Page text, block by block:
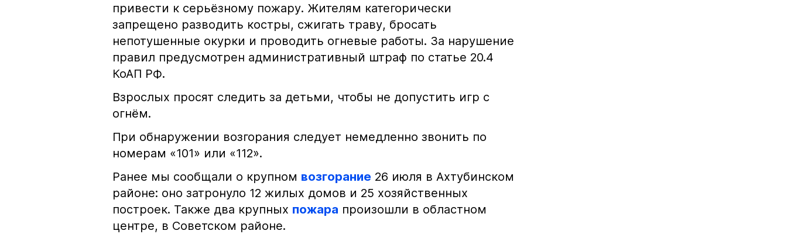
привести к серьёзному пожару. Жителям категорически
запрещено разводить костры, сжигать траву, бросать
непотушенные окурки и проводить огневые работы. За нарушение
правил предусмотрен административный штраф по статье 20.4
КоАП РФ.
Взрослых просят следить за детьми, чтобы не допустить игр с
огнём.
При обнаружении возгорания следует немедленно звонить по
номерам «101» или «112».
Ранее мы сообщали о крупном возгорание 26 июля в Ахтубинском
районе: оно затронуло 12 жилых домов и 25 хозяйственных
построек. Также два крупных пожара произошли в областном
центре, в Советском районе.